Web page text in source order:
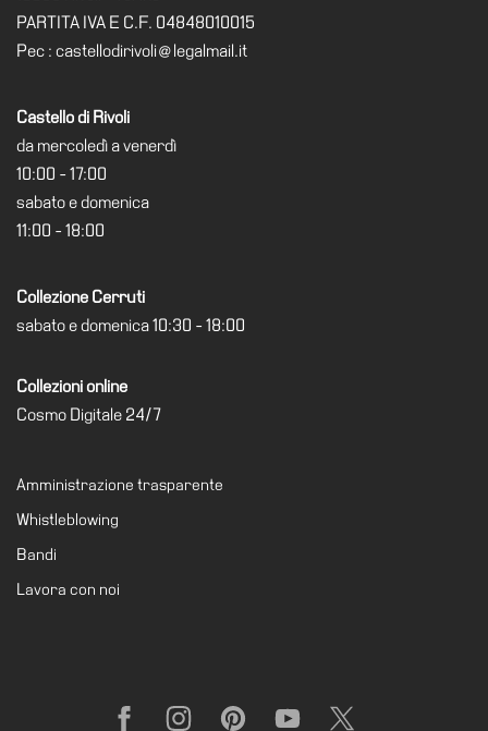
PARTITA IVA E C.F. 04848010015
Pec : castellodirivoli@legalmail.it
Castello di Rivoli
da mercoledì a venerdì
10:00 - 17:00
sabato e domenica
11:00 - 18:00
Collezione Cerruti
sabato e domenica 10:30 - 18:00
Collezioni online
Cosmo Digitale 24/7
Amministrazione trasparente
Whistleblowing
Bandi
Lavora con noi
FacebookInstagramPinterestYouTube X